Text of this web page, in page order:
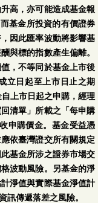
-0.0263 -0.25 %
0.0116 0.11 %
高，亦可能造成基金報
基金所投資的有價證券
因此匯率波動將影響基
與標的指數產生偏離。
，不等同於基金上市後
立日起至上市日止之期
上市日起之申購，經理
清單」所載之「每申購
申購價金。基金受益憑
依臺灣證交所有關規定
基金所涉之證券市場交
波動風險。另基金的淨
淨值與實際基金淨值計
訊傳遞落差之風險。